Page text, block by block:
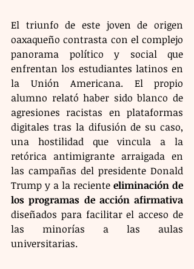
El triunfo de este joven de origen
oaxaqueño contrasta con el complejo
panorama político y social que
enfrentan los estudiantes latinos en
la Unión Americana. El propio
alumno relató haber sido blanco de
agresiones racistas en plataformas
digitales tras la difusión de su caso,
una hostilidad que vincula a la
retórica antimigrante arraigada en
las campañas del presidente Donald
Trump y a la reciente eliminación de
los programas de acción afirmativa
diseñados para facilitar el acceso de
las minorías a las aulas
universitarias.